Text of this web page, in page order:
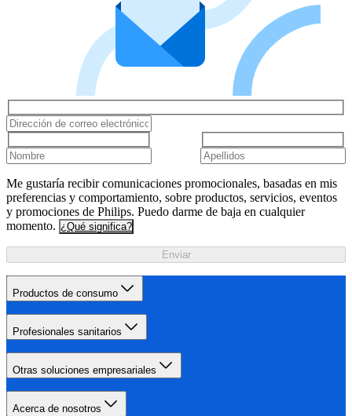
Me gustaría recibir comunicaciones promocionales, basadas en mis
preferencias y comportamiento, sobre productos, servicios, eventos
y promociones de Philips. Puedo darme de baja en cualquier
momento. ¿Qué significa?
Enviar
Productos de consumo
Profesionales sanitarios
Otras soluciones empresariales
Acerca de nosotros